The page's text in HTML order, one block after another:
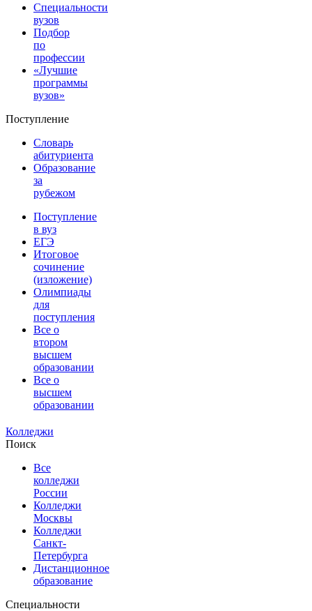
Специальности
вузов
Подбор
по
профессии
«Лучшие
программы
вузов»
Поступление
Словарь
абитуриента
Образование
за
рубежом
Поступление
в вуз
ЕГЭ
Итоговое
сочинение
(изложение)
Олимпиады
для
поступления
Все о
втором
высшем
образовании
Все о
высшем
образовании
Колледжи
Поиск
Все
колледжи
России
Колледжи
Москвы
Колледжи
Санкт-
Петербурга
Дистанционное
образование
Специальности